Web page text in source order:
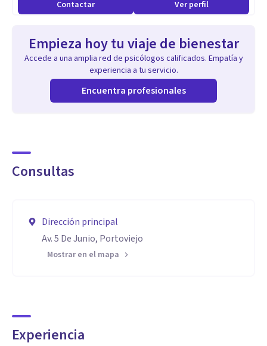
AIHCE EN BARCELONA-ESPAÑA.
EN PSICOTERAPIA.
Aptitudes
Considero la formación continuada un elemento
motivo asisto habitualmente a cursos, jornadas y
congresos nacionales e internacionales dentro de mi
Contactar Ver perfil
Empieza hoy tu viaje de bienestar
Accede a una amplia red de psicólogos calificados. Empatía y
experiencia a tu servicio.
Encuentra profesionales
Consultas
Dirección principal
Av. 5 De Junio, Portoviejo
Mostrar en el mapa
Experiencia